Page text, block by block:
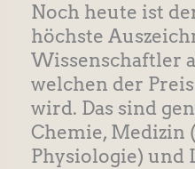
Noch heute ist
höchste
Wissenschaftler
welchen der
wird. Das sind
Chemie, Medizin
Physiologie) und